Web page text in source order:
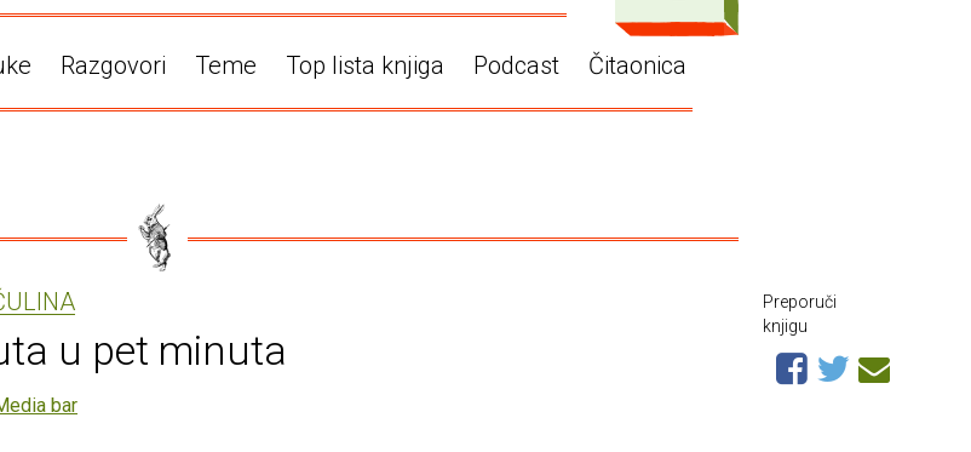
Razgovori Teme Top lista knjiga Podcast Čitaonica
u pet minuta
bar
Preporuči
knjigu